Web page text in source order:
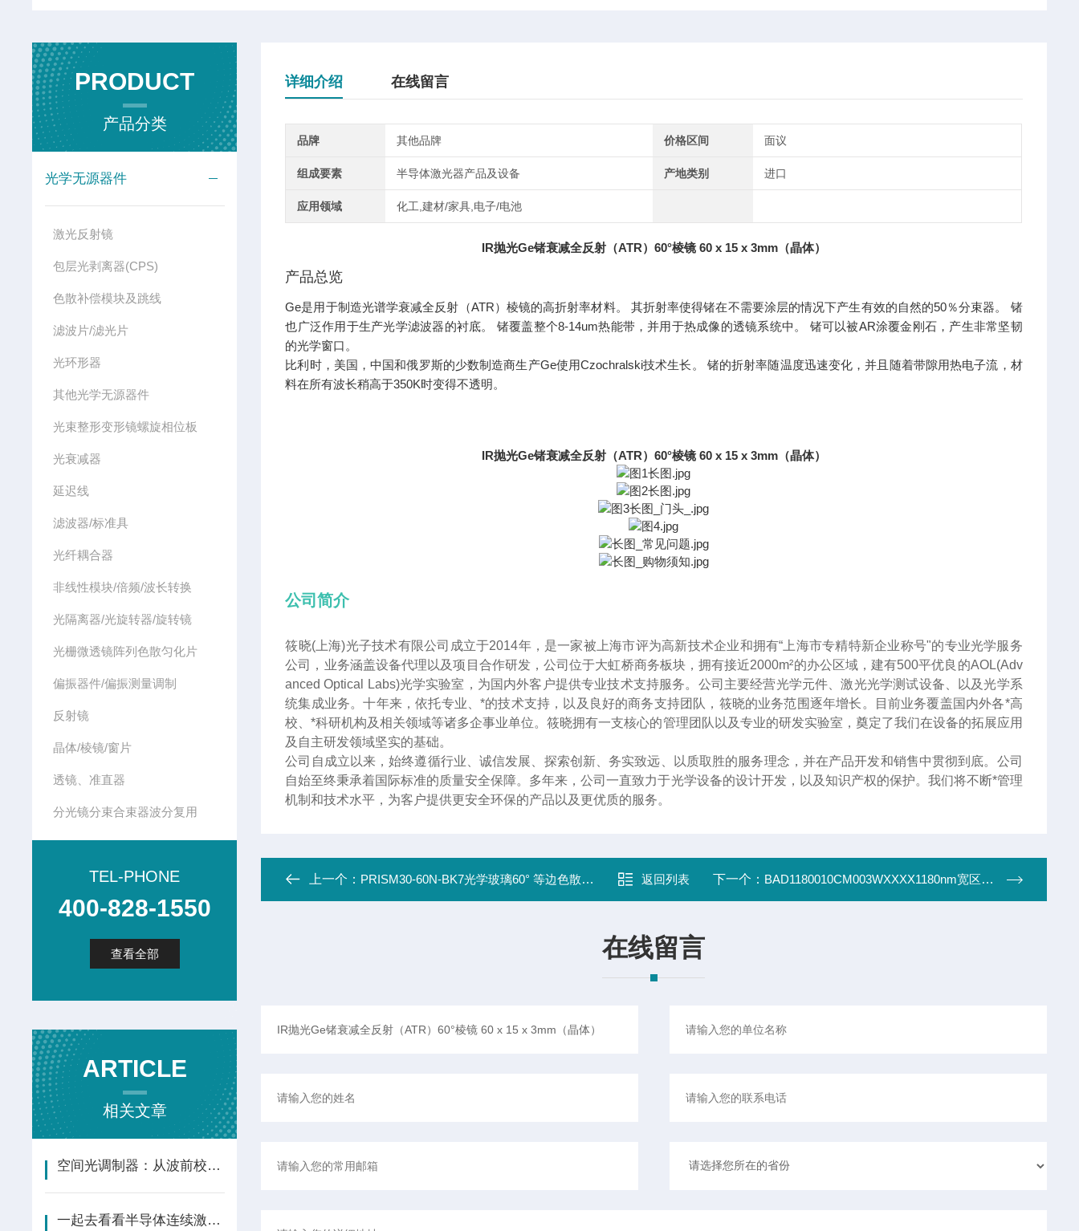
PRODUCT
产品分类
光学无源器件
激光反射镜
包层光剥离器(CPS)
色散补偿模块及跳线
滤波片/滤光片
光环形器
其他光学无源器件
光束整形变形镜螺旋相位板
光衰减器
延迟线
滤波器/标准具
光纤耦合器
非线性模块/倍频/波长转换
光隔离器/光旋转器/旋转镜
光栅微透镜阵列色散匀化片
偏振器件/偏振测量调制
反射镜
晶体/棱镜/窗片
透镜、准直器
分光镜分束合束器波分复用
TEL-PHONE
400-828-1550
查看全部
ARTICLE
相关文章
空间光调制器：从波前校正到计算成像 · LCoS 与 DMD 双技术路线
一起去看看半导体连续激光器的工作原理吧
详细介绍 在线留言
品牌 其他品牌 价格区间 面议
组成要素 半导体激光器产品及设备 产地类别 进口
应用领域 化工,建材/家具,电子/电池
IR抛光Ge锗衰减全反射（ATR）60°棱镜 60 x 15 x 3mm（晶体）
产品总览
Ge是用于制造光谱学衰减全反射（ATR）棱镜的高折射率材料。 其折射率使得锗在不需要涂层的情况下产生有效的自然的50％分束器。 锗
也广泛作用于生产光学滤波器的衬底。 锗覆盖整个8-14um热能带，并用于热成像的透镜系统中。 锗可以被AR涂覆金刚石，产生非常坚韧
的光学窗口。
比利时，美国，中国和俄罗斯的少数制造商生产Ge使用Czochralski技术生长。 锗的折射率随温度迅速变化，并且随着带隙用热电子流，材
料在所有波长稍高于350K时变得不透明。
IR抛光Ge锗衰减全反射（ATR）60°棱镜 60 x 15 x 3mm（晶体）
公司简介
筱晓(上海)光子技术有限公司成立于2014年， 是一家被上海市评为高新技术企业和拥有“上海市专精特新企业称号"的专业光学服务
公司，业务涵盖设备代理以及项目合作研发，公司位于大虹桥商务板块，拥有接近2000m²的办公区域，建有500平优良的AOL(Adv
anced Optical Labs)光学实验室，为国内外客户提供专业技术支持服务。公司主要经营光学元件、激光光学测试设备、以及光学系
统集成业务。十年来，依托专业、*的技术支持，以及良好的商务支持团队，筱晓的业务范围逐年增长。目前业务覆盖国内外各*高
校、*科研机构及相关领域等诸多企事业单位。筱晓拥有一支核心的管理团队以及专业的研发实验室，奠定了我们在设备的拓展应用
及自主研发领域坚实的基础。
公司自成立以来，始终遵循行业、诚信发展、探索创新、务实致远、以质取胜的服务理念，并在产品开发和销售中贯彻到底。公司
自始至终秉承着国际标准的质量安全保障。多年来，公司一直致力于光学设备的设计开发，以及知识产权的保护。我们将不断*管理
机制和技术水平，为客户提供更安全环保的产品以及更优质的服务。
上一个： PRISM30-60N-BK7光学玻璃60° 等边色散棱镜 035-2.5um 30 x 30 x 30mm( 返回列表 下一个： BAD1180010CM003WXXXX1180nm宽区域激光器(3W)
在线留言